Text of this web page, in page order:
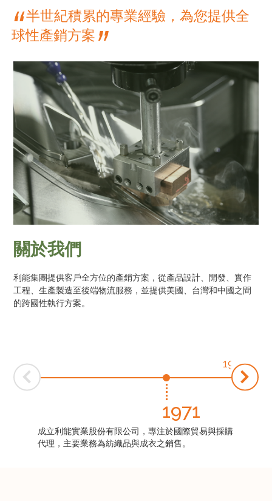
“半世紀積累的專業經驗，為您提供全
球性產銷方案”
關於我們
利能集團提供客戶全方位的產銷方案，從產品設計、開發、實作
工程、生產製造至後端物流服務，並提供美國、台灣和中國之間
的跨國性執行方案。
1971
1979
成立利能實業股份有限公司，專注於國際貿易與採購
代理，主要業務為紡織品與成衣之銷售。